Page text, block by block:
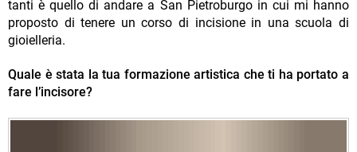
tanti è quello di andare a San Pietroburgo in cui mi hanno
proposto di tenere un corso di incisione in una scuola di
gioielleria.
Quale è stata la tua formazione artistica che ti ha portato a
fare l’incisore?